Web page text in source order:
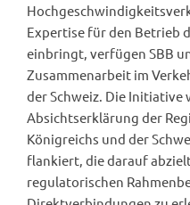
Expertise für den Betrieb
einbringt, verfügen SBB
Zusammenarbeit im
der Schweiz. Die Initiative
Absichtserklärung der
Königreichs und der
flankiert, die darauf
regulatorischen